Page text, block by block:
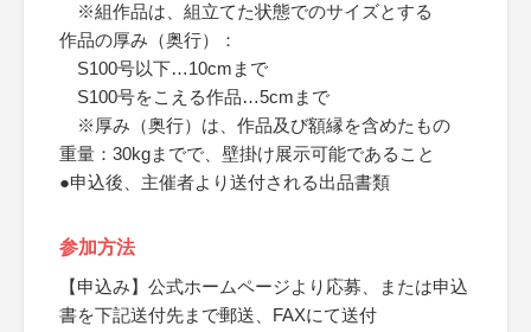
※組作品は、組立てた状態でのサイズとする
作品の厚み（奥行）：
S100号以下…10cmまで
S100号をこえる作品…5cmまで
※厚み（奥行）は、作品及び額縁を含めたもの
重量：30kgまでで、壁掛け展示可能であること
●申込後、主催者より送付される出品書類
参加方法
【申込み】公式ホームページより応募、または申込
書を下記送付先まで郵送、FAXにて送付